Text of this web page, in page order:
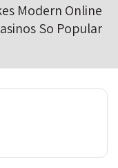
Modern Online
So Popular